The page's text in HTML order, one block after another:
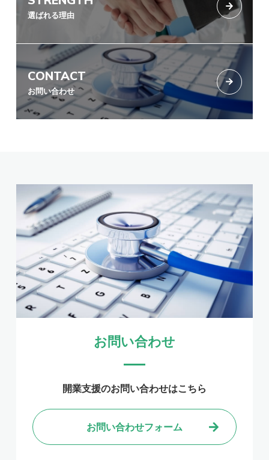
選ばれる理由
CONTACT
お問い合わせ
お問い合わせ
開業支援のお問い合わせはこちら
お問い合わせフォーム